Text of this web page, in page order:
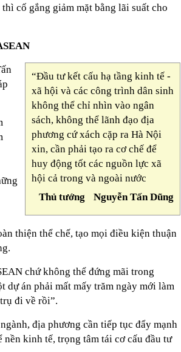
cố gắng giảm mặt bằng lãi suất cho
“Đầu tư kết cấu hạ tầng kinh tế -
xã hội và các công trình dân sinh
không thể chỉ nhìn vào ngân
sách, không thể lãnh đạo địa
phương cứ xách cặp ra Hà Nội
xin, cần phải tạo ra cơ chế để
huy động tốt các nguồn lực xã
hội cả trong và ngoài nước
Thủ tướng Nguyễn Tấn Dũng
thiện thể chế, tạo mọi điều kiện thuận
chứ không thể đứng mãi trong
dự án phải mất mấy trăm ngày mới làm
đi về rồi”.
địa phương cần tiếp tục đẩy mạnh
kinh tế, trọng tâm tái cơ cấu đầu tư